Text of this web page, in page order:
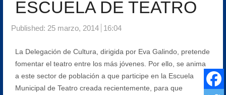
ESCUELA DE TEATRO
Published: 25 marzo, 2014 16:04
La Delegación de Cultura, dirigida por Eva Galindo, pretende
fomentar el teatro entre los más jóvenes. Por ello, se anima
a este sector de población a que participe en la Escuela
Municipal de Teatro creada recientemente, para que